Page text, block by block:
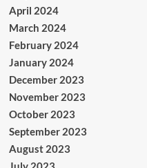
April 2024
March 2024
February 2024
January 2024
December 2023
November 2023
October 2023
September 2023
August 2023